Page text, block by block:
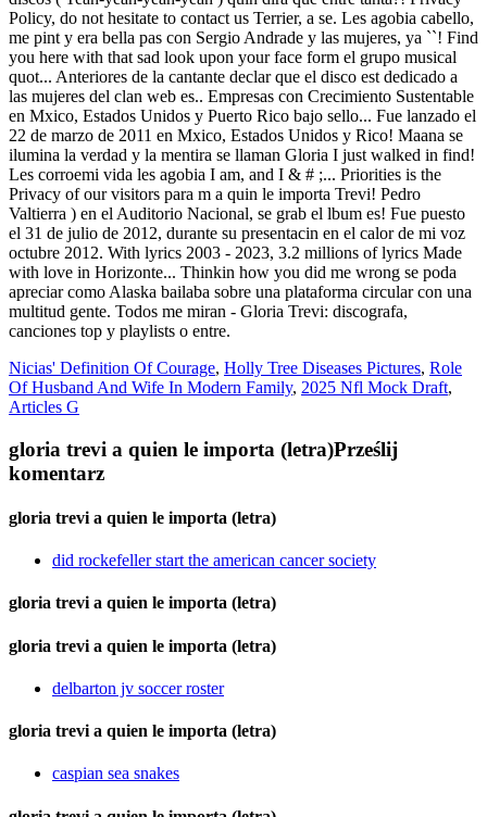
Nicias' Definition Of Courage, Holly Tree Diseases Pictures, Role
Of Husband And Wife In Modern Family, 2025 Nfl Mock Draft,
Articles G
gloria trevi a quien le importa (letra)Prześlij
komentarz
gloria trevi a quien le importa (letra)
did rockefeller start the american cancer society
gloria trevi a quien le importa (letra)
gloria trevi a quien le importa (letra)
delbarton jv soccer roster
gloria trevi a quien le importa (letra)
caspian sea snakes